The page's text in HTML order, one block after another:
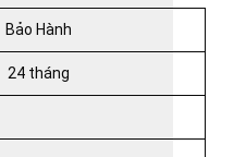
Bảo Hành
24 tháng